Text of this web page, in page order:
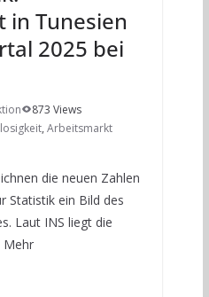
in Tunesien
2025 bei
873 Views
, Arbeitsmarkt
die neuen Zahlen
Statistik ein Bild des
Laut INS liegt die
Mehr